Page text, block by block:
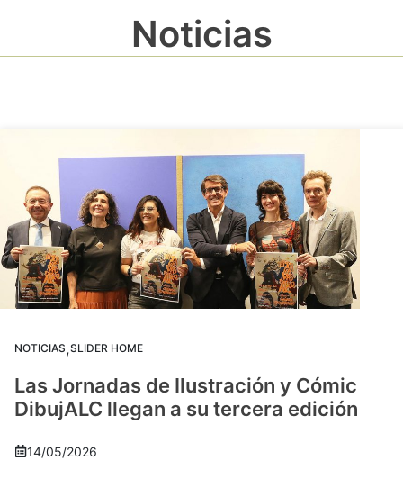
Noticias
NOTICIAS,SLIDER HOME
Las Jornadas de Ilustración y Cómic
DibujALC llegan a su tercera edición
14/05/2026